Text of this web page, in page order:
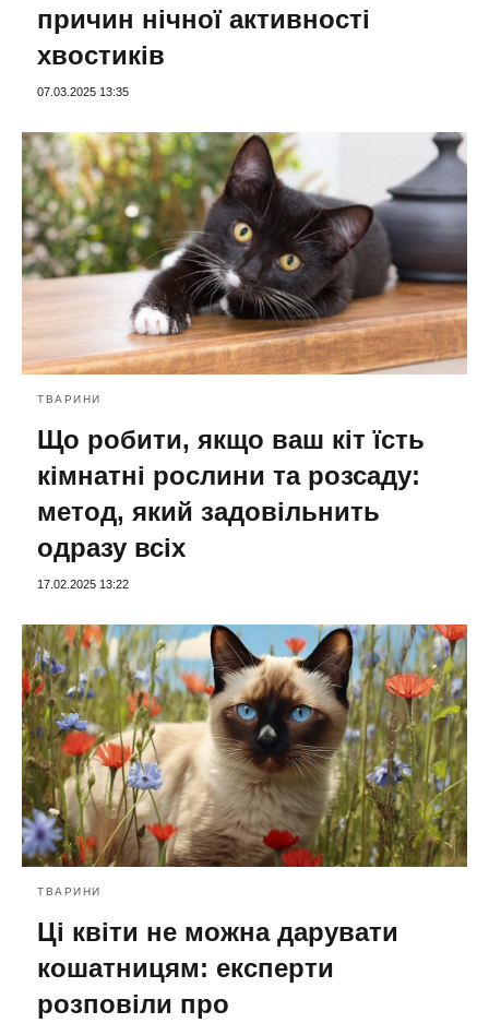
причин нічної активності
хвостиків
07.03.2025 13:35
ТВАРИНИ
Що робити, якщо ваш кіт їсть
кімнатні рослини та розсаду:
метод, який задовільнить
одразу всіх
17.02.2025 13:22
ТВАРИНИ
Ці квіти не можна дарувати
кошатницям: експерти
розповіли про